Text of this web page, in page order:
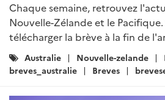
Chaque semaine, retrouvez
Nouvelle-Zélande et le
télécharger la brève à la fin de
Catégories
:
Australie Nouvelle-zelande
breves_australie
Breves